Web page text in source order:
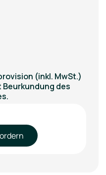
(inkl. MwSt.)
des